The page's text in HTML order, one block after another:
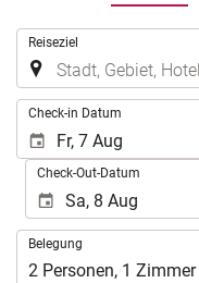
Reiseziel
Check-in Datum
Check-Out-Datum
Belegung
Belegung
2 Personen, 1 Zimmer